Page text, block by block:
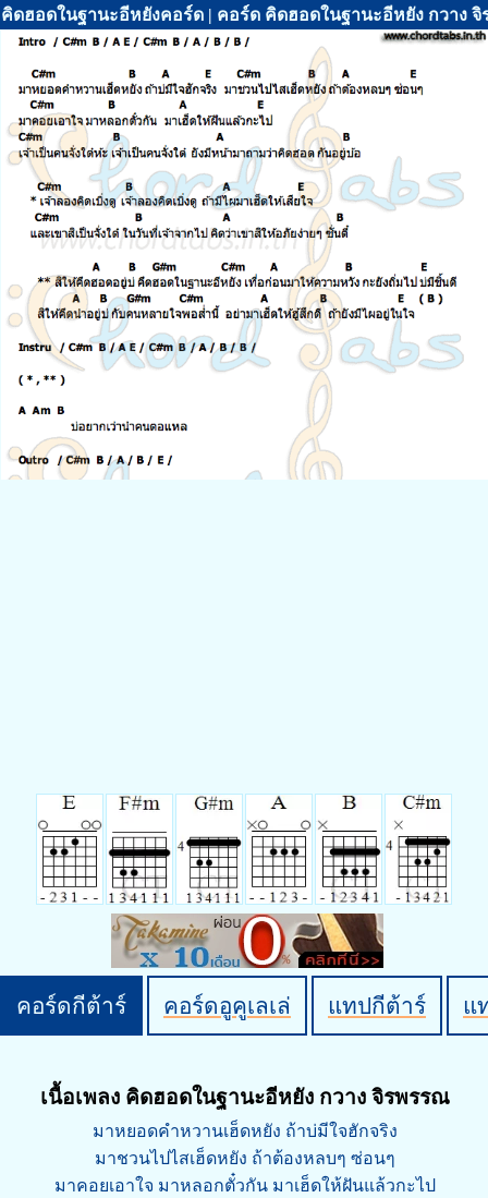
คิดฮอดในฐานะอีหยังคอร์ด | คอร์ด คิดฮอดในฐานะอีหยัง กวาง
คอร์ดกีต้าร์ คอร์ดอูคูเลเล่ แทปกีต้าร์ แ
เนื้อเพลง คิดฮอดในฐานะอีหยัง กวาง จิรพรรณ
มาหยอดคำหวานเฮ็ดหยัง ถ้าบ่มีใจฮักจริง
มาชวนไปไสเฮ็ดหยัง ถ้าต้องหลบๆ ซ่อนๆ
มาคอยเอาใจ มาหลอกตั๋วกัน มาเฮ็ดให้ฝันแล้วกะไป